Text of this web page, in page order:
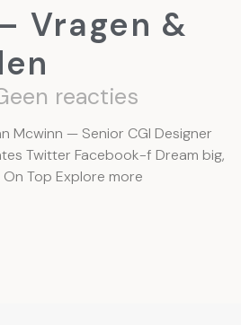
Vragen &
reacties
Mcwinn — Senior CGI Designer
Twitter Facebook-f Dream big,
Top Explore more